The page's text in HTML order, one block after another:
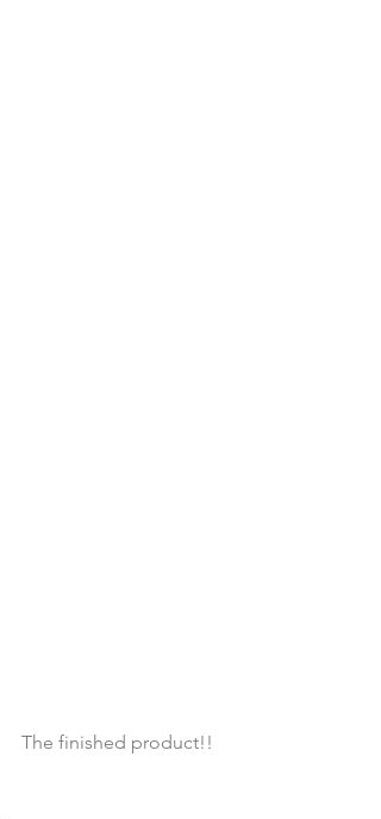
The finished product!!